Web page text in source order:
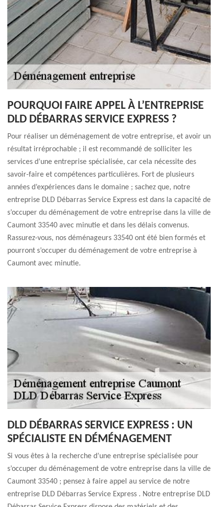
POURQUOI FAIRE APPEL À L’ENTREPRISE
DLD DÉBARRAS SERVICE EXPRESS ?
Pour réaliser un déménagement de votre entreprise, et avoir un
résultat irréprochable ; il est recommandé de solliciter les
services d’une entreprise spécialisée, car cela nécessite des
savoir-faire et compétences particulières. Fort de plusieurs
années d’expériences dans le domaine ; sachez que, notre
entreprise DLD Débarras Service Express est dans la capacité de
s’occuper du déménagement de votre entreprise dans la ville de
Caumont 33540 avec minutie et dans les délais convenus.
Rassurez-vous, nos déménageurs 33540 ont été bien formés et
pourront s’occuper du déménagement de votre entreprise à
Caumont avec minutie.
DLD DÉBARRAS SERVICE EXPRESS : UN
SPÉCIALISTE EN DÉMÉNAGEMENT
Si vous êtes à la recherche d’une entreprise spécialisée pour
s’occuper du déménagement de votre entreprise dans la ville de
Caumont 33540 ; pensez à faire appel au service de notre
entreprise DLD Débarras Service Express . Notre entreprise DLD